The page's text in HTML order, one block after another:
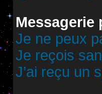
Messagerie
Je ne peux
Je reçois
J’ai reçu un